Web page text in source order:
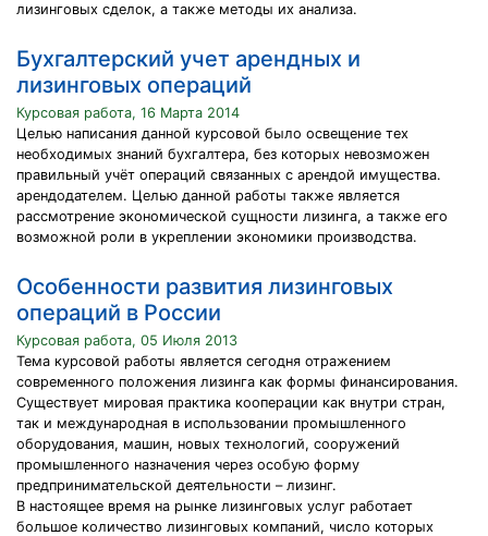
лизинговых сделок, а также методы их анализа.
Бухгалтерский учет арендных и
лизинговых операций
Курсовая работа, 16 Марта 2014
Целью написания данной курсовой было освещение тех
необходимых знаний бухгалтера, без которых невозможен
правильный учёт операций связанных с арендой имущества.
арендодателем. Целью данной работы также является
рассмотрение экономической сущности лизинга, а также его
возможной роли в укреплении экономики производства.
Особенности развития лизинговых
операций в России
Курсовая работа, 05 Июля 2013
Тема курсовой работы является сегодня отражением
современного положения лизинга как формы финансирования.
Существует мировая практика кооперации как внутри стран,
так и международная в использовании промышленного
оборудования, машин, новых технологий, сооружений
промышленного назначения через особую форму
предпринимательской деятельности – лизинг.
В настоящее время на рынке лизинговых услуг работает
большое количество лизинговых компаний, число которых